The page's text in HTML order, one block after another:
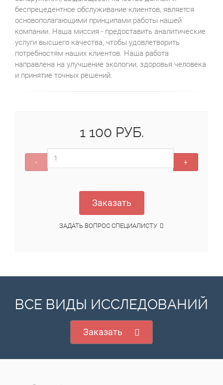
беспрецедентное обслуживание клиентов, является
основополагающими принципами работы нашей
компании. Наша миссия - предоставить аналитические
услуги высшего качества, чтобы удовлетворить
потребностям наших клиентов. Наша работа
направлена на улучшение экологии, здоровья человека
и принятие точных решений.
1 100 РУБ.
- +
Заказать
ЗАДАТЬ ВОПРОС СПЕЦИАЛИСТУ
ВСЕ ВИДЫ ИССЛЕДОВАНИЙ
Заказать